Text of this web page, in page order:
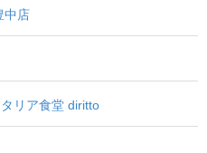
中店
リア食堂 diritto